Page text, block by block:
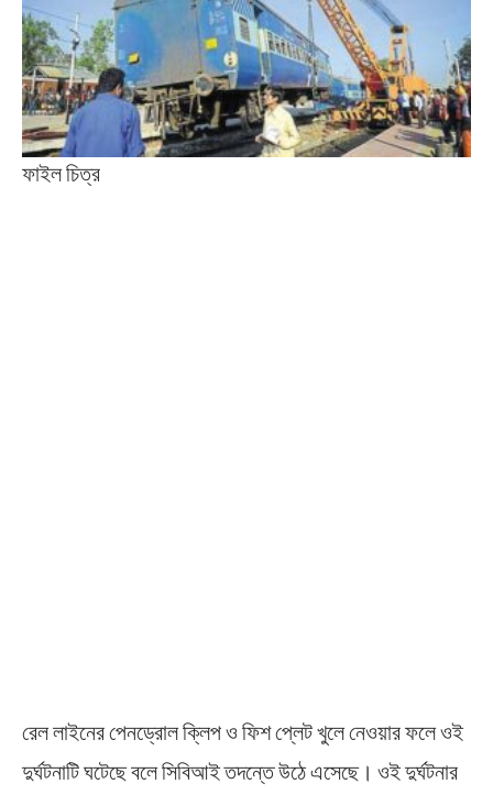
ফাইল চিত্র
রেল লাইনের পেনড্রোল ক্লিপ ও ফিশ প্লেট খুলে নেওয়ার ফলে ওই
দুর্ঘটনাটি ঘটেছে বলে সিবিআই তদন্তে উঠে এসেছে। ওই দুর্ঘটনার